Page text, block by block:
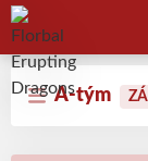
Florbal Erupting
A-tým